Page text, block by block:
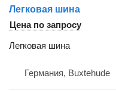
Легковая шина
Цена по запросу
Легковая шина
Германия, Buxtehude